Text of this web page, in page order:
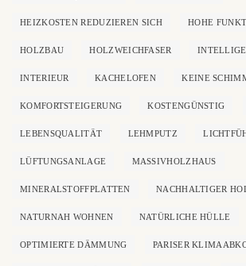
HEIZKOSTEN REDUZIEREN SICH HOHE
HOLZBAU HOLZWEICHFASER
INTERIEUR KACHELOFEN KEINE
KOMFORTSTEIGERUNG KOSTENGÜNSTIG
LEBENSQUALITÄT LEHMPUTZ
LÜFTUNGSANLAGE MASSIVHOLZHAUS
MINERALSTOFFPLATTEN NACHHALTIGER
NATURNAH WOHNEN NATÜRLICHE HÜLLE
OPTIMIERTE DÄMMUNG PARISER